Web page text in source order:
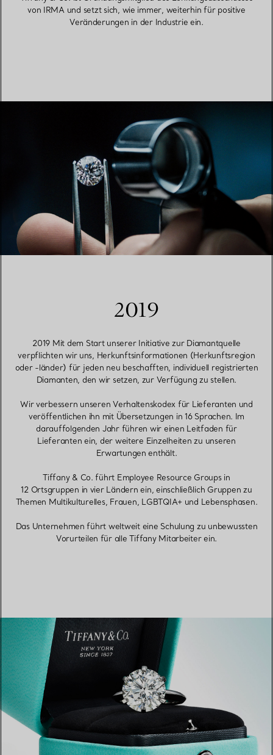
von IRMA und setzt sich, wie immer, weiterhin für positive
Veränderungen in der Industrie ein.
2019
2019 Mit dem Start unserer Initiative zur Diamantquelle
verpflichten wir uns, Herkunftsinformationen (Herkunftsregion
oder -länder) für jeden neu beschafften, individuell registrierten
Diamanten, den wir setzen, zur Verfügung zu stellen.
Wir verbessern unseren Verhaltenskodex für Lieferanten und
veröffentlichen ihn mit Übersetzungen in 16 Sprachen. Im
darauffolgenden Jahr führen wir einen Leitfaden für
Lieferanten ein, der weitere Einzelheiten zu unseren
Erwartungen enthält.
Tiffany & Co. führt Employee Resource Groups in
12 Ortsgruppen in vier Ländern ein, einschließlich Gruppen zu
Themen Multikulturelles, Frauen, LGBTQIA+ und Lebensphasen.
Das Unternehmen führt weltweit eine Schulung zu unbewussten
Vorurteilen für alle Tiffany Mitarbeiter ein.